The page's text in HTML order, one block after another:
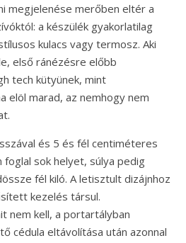
megjelenése merőben eltér a
a készülék gyakorlatilag
kulacs vagy termosz. Aki
első ránézésre előbb
tech kütyünek, mint
elöl marad, az nemhogy nem
és 5 és fél centiméteres
sok helyet, súlya pedig
fél kiló. A letisztult dizájnhoz
kezelés társul.
nem kell, a portartályban
cédula eltávolítása után azonnal